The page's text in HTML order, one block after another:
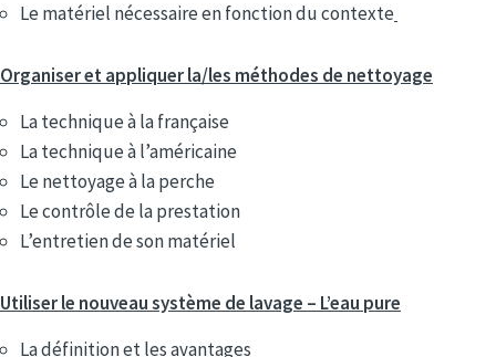
Le matériel nécessaire en fonction du contexte
Organiser et appliquer la/les méthodes de nettoyage
La technique à la française
La technique à l’américaine
Le nettoyage à la perche
Le contrôle de la prestation
L’entretien de son matériel
Utiliser le nouveau système de lavage – L’eau pure
La définition et les avantages